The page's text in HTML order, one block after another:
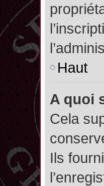
Haut
A quoi
Cela
Ils